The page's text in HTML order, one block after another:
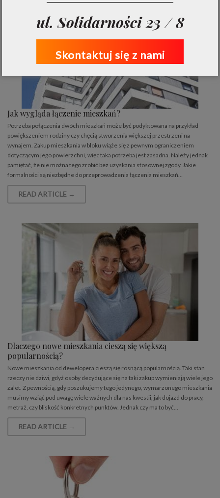
Jak wygląda łączenie mieszkań?
Potrzeba połączenia dwóch mieszkań może być podyktowana na przykład
powiększeniem rodziny czy chęcią stworzenia większej przestrzeni na
wynajem. Zakup mieszkania w bloku wiąże się z pewnym ograniczeniem
dotyczącym jego powierzchni, więc taka potrzeba jest zasadna. Należy jednak
pamiętać, że nie można tego zrobić bez uzyskania stosownej zgody. Jakie
formalności są niezbędne do przeprowadzenia łączenia mieszkań…
READ ARTICLE →
Dlaczego nowe mieszkania cieszą się większą
popularnością?
Nowe mieszkania od dewelopera cieszą się rosnącą popularnością. Taki stan
rzeczy nie dziwi, gdyż osoby decydujące się na taki zakup wymieniają wiele jego
zalet. Z pewnością, gdy poszukujemy tego jedynego, wymarzonego mieszkania
musimy wziąć pod uwagę wiele ważnych dla nas kwestii, jak dojazd do pracy,
metraż, czy bliskość konkretnych punktów. Jednak czy ma to być…
READ ARTICLE →
ul. Solidarności 23 / 8
Skontaktuj się z nami